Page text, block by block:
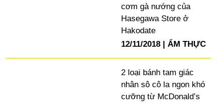
cơm gà nướng của
Hasegawa Store ở
Hakodate
12/11/2018
ẨM THỰC
2 loại bánh tam giác
nhân sô cô la ngon khó
cưỡng từ McDonald’s